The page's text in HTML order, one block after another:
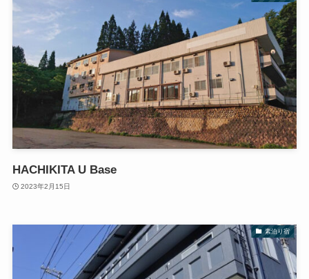
HACHIKITA U Base
2023年2月15日
素泊り宿